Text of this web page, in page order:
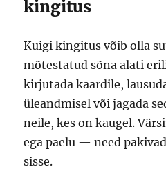
kingitus
Kuigi kingitus võib olla
mõtestatud sõna alati
kirjutada kaardile,
üleandmisel või jagada
neile, kes on kaugel.
ega paelu — need
sisse.